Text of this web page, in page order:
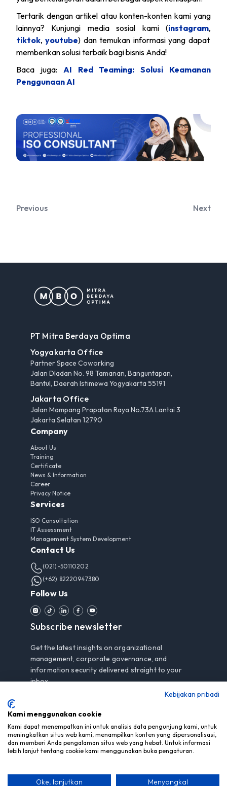
Tertarik dengan artikel atau konten-konten kami yang
lainnya? Kunjungi media sosial kami (instagram,
tiktok, youtube) dan temukan informasi yang dapat
memberikan solusi terbaik bagi bisnis Anda!
Baca juga: AI Red Teaming: Solusi Keamanan
Penggunaan AI
Previous Next
PT Mitra Berdaya Optima
Yogyakarta Office
Partner Space Coworking
Jalan Dladan No. 98 Tamanan, Banguntapan,
Bantul, Daerah Istimewa Yogyakarta 55191
Jakarta Office
Jalan Mampang Prapatan Raya No.73A Lantai 3
Jakarta Selatan 12790
Company
About Us
Training
Certificate
News & Information
Career
Privacy Notice
Services
ISO Consultation
IT Assessment
Management System Development
Contact Us
(021)-50110202
(+62) 82220947380
Follow Us
Subscribe newsletter
Get the latest insights on organizational
management, corporate governance, and
information security delivered straight to your
inbox.
Subscribe
By subscribing, you agree to ourPrivacy Notice.
Kebijakan pribadi
Kami menggunakan cookie
Kami dapat menempatkan ini untuk analisis data pengunjung kami, untuk
meningkatkan situs web kami, menampilkan konten yang dipersonalisasi,
dan memberi Anda pengalaman situs web yang hebat. Untuk informasi
lebih lanjut tentang cookie kami menggunakan buka pengaturan.
Oke, lanjutkan Menyangkal